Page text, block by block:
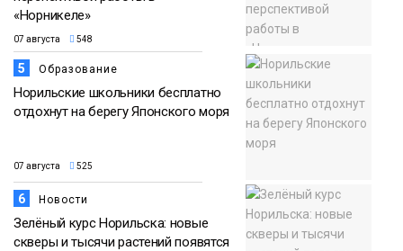
«Норникеле»
07 августа 548
5 Образование
Норильские школьники бесплатно
отдохнут на берегу Японского моря
07 августа 525
6 Новости
Зелёный курс Норильска: новые
скверы и тысячи растений появятся